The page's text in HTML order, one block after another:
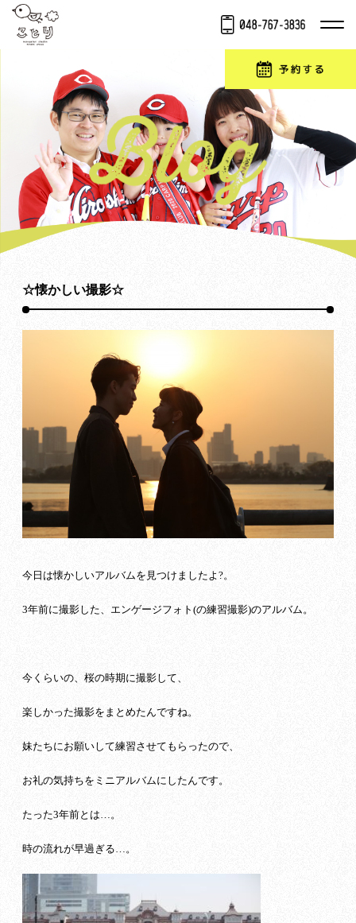
☆懐かしい撮影☆
今日は懐かしいアルバムを見つけましたよ?。
3年前に撮影した、エンゲージフォト(の練習撮影)のアルバム。
今くらいの、桜の時期に撮影して、
楽しかった撮影をまとめたんですね。
妹たちにお願いして練習させてもらったので、
お礼の気持ちをミニアルバムにしたんです。
たった3年前とは…。
時の流れが早過ぎる…。